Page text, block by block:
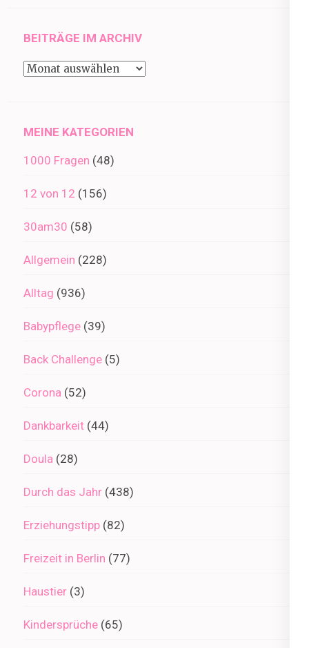
BEITRÄGE IM ARCHIV
Beiträge
MEINE KATEGORIEN
1000 Fragen (48)
12 von 12 (156)
30am30 (58)
Allgemein (228)
Alltag (936)
Babypflege (39)
Back Challenge (5)
Corona (52)
Dankbarkeit (44)
Doula (28)
Durch das Jahr (438)
Erziehungstipp (82)
Freizeit in Berlin (77)
Haustier (3)
Kindersprüche (65)